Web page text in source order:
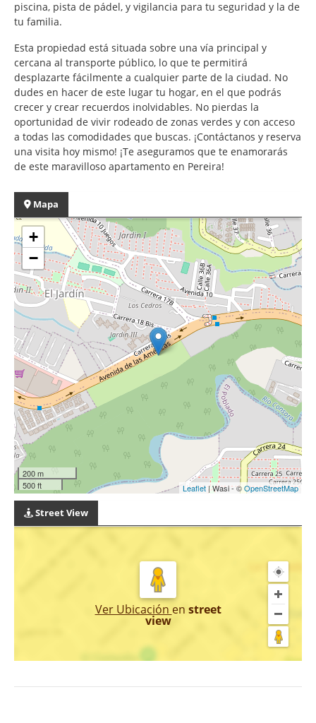
piscina, pista de pádel, y vigilancia para tu seguridad y la de
tu familia.
Esta propiedad está situada sobre una vía principal y
cercana al transporte público, lo que te permitirá
desplazarte fácilmente a cualquier parte de la ciudad. No
dudes en hacer de este lugar tu hogar, en el que podrás
crecer y crear recuerdos inolvidables. No pierdas la
oportunidad de vivir rodeado de zonas verdes y con acceso
a todas las comodidades que buscas. ¡Contáctanos y reserva
una visita hoy mismo! ¡Te aseguramos que te enamorarás
de este maravilloso apartamento en Pereira!
Mapa
+
−
200 m
500 ft
Leaflet| Wasi - ©OpenStreetMap
Street View
Ver Ubicación en street
view